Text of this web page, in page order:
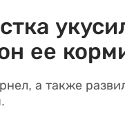
ее
а также